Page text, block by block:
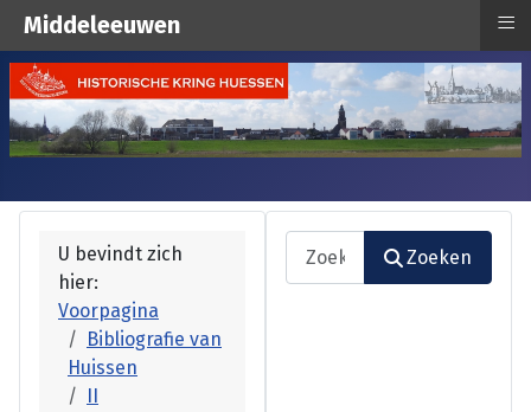
U bevindt zich
hier:
Voorpagina
Bibliografie van
Huissen
II
Zoeken
Zoeken
Middeleeuwen ≡